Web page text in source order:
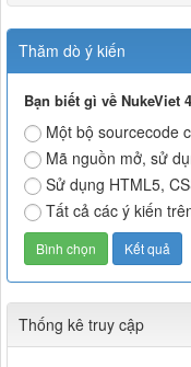
Thăm dò ý kiến
Bạn biết gì về NukeViet
Một bộ sourcecode
Mã nguồn mở, sử
Sử dụng HTML5,
Tất cả các ý kiến
Thống kê truy cập